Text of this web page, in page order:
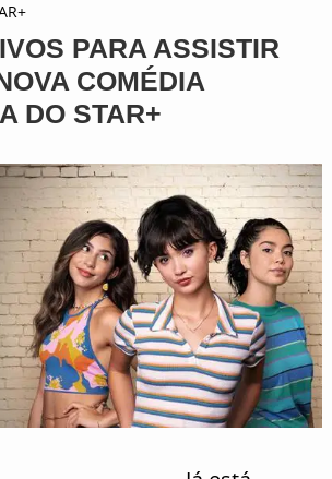
PARA ASSISTIR
COMÉDIA
DO STAR+